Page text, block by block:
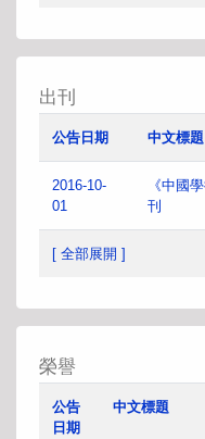
出刊
公告日期 中文標題
2016-10-
01
《中國
刊
[ 全部展開 ]
榮譽
公告
日期
中文標題